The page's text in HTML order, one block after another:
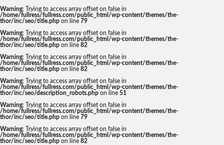
Warning: Trying to access array offset on false in
/home/fullress/fullress.com/public_html/wp-content/themes/the-
thor/inc/seo/title.php on line 79
Warning: Trying to access array offset on false in
/home/fullress/fullress.com/public_html/wp-content/themes/the-
thor/inc/seo/title.php on line 82
Warning: Trying to access array offset on false in
/home/fullress/fullress.com/public_html/wp-content/themes/the-
thor/inc/seo/title.php on line 82
Warning: Trying to access array offset on false in
/home/fullress/fullress.com/public_html/wp-content/themes/the-
thor/inc/seo/description_robots.php on line 51
Warning: Trying to access array offset on false in
/home/fullress/fullress.com/public_html/wp-content/themes/the-
thor/inc/seo/title.php on line 79
Warning: Trying to access array offset on false in
/home/fullress/fullress.com/public_html/wp-content/themes/the-
thor/inc/seo/title.php on line 82